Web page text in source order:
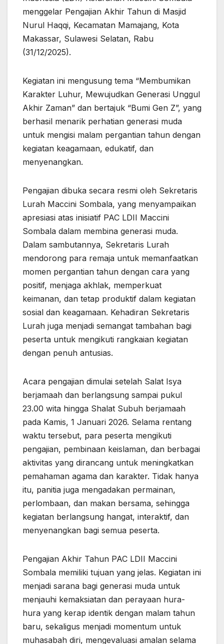
menggelar Pengajian Akhir Tahun di Masjid
Nurul Haqqi, Kecamatan Mamajang, Kota
Makassar, Sulawesi Selatan, Rabu
(31/12/2025).
Kegiatan ini mengusung tema “Membumikan
Karakter Luhur, Mewujudkan Generasi Unggul
Akhir Zaman” dan bertajuk “Bumi Gen Z”, yang
berhasil menarik perhatian generasi muda
untuk mengisi malam pergantian tahun dengan
kegiatan keagamaan, edukatif, dan
menyenangkan.
Pengajian dibuka secara resmi oleh Sekretaris
Lurah Maccini Sombala, yang menyampaikan
apresiasi atas inisiatif PAC LDII Maccini
Sombala dalam membina generasi muda.
Dalam sambutannya, Sekretaris Lurah
mendorong para remaja untuk memanfaatkan
momen pergantian tahun dengan cara yang
positif, menjaga akhlak, memperkuat
keimanan, dan tetap produktif dalam kegiatan
sosial dan keagamaan. Kehadiran Sekretaris
Lurah juga menjadi semangat tambahan bagi
peserta untuk mengikuti rangkaian kegiatan
dengan penuh antusias.
Acara pengajian dimulai setelah Salat Isya
berjamaah dan berlangsung sampai pukul
23.00 wita hingga Shalat Subuh berjamaah
pada Kamis, 1 Januari 2026. Selama rentang
waktu tersebut, para peserta mengikuti
pengajian, pembinaan keislaman, dan berbagai
aktivitas yang dirancang untuk meningkatkan
pemahaman agama dan karakter. Tidak hanya
itu, panitia juga mengadakan permainan,
perlombaan, dan makan bersama, sehingga
kegiatan berlangsung hangat, interaktif, dan
menyenangkan bagi semua peserta.
Pengajian Akhir Tahun PAC LDII Maccini
Sombala memiliki tujuan yang jelas. Kegiatan ini
menjadi sarana bagi generasi muda untuk
menjauhi kemaksiatan dan perayaan hura-
hura yang kerap identik dengan malam tahun
baru, sekaligus menjadi momentum untuk
muhasabah diri, mengevaluasi amalan selama